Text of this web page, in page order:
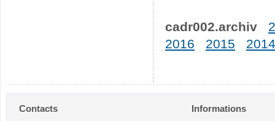
cadr002.archiv
2016
2015 2014
Contacts Informations